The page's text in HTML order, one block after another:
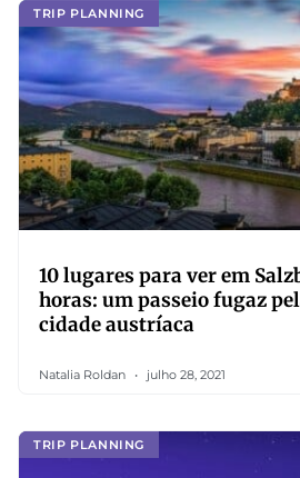
TRIP PLANNING
10 lugares para ver em
horas: um passeio fugaz
cidade austríaca
Natalia Roldan julho 28, 2021
TRIP PLANNING